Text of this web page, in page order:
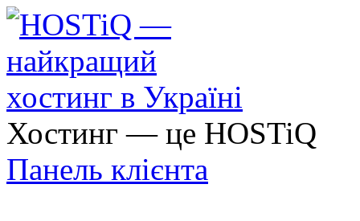
Хостинг — це HOSTiQ
Панель клієнта